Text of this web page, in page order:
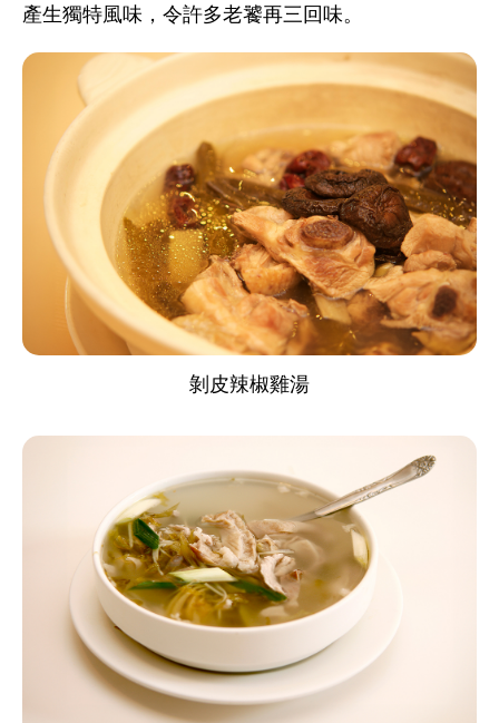
產生獨特風味，令許多老饕再三回味。
剝皮辣椒雞湯